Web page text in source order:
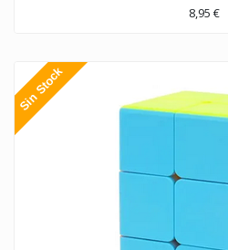
8,95 €
Sin Stock